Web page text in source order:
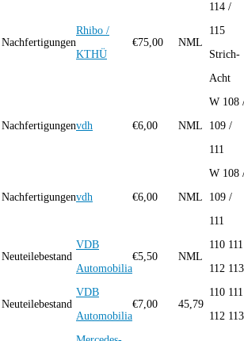
Nachfertigungen
Rhibo /
KTHÜ
€75,00 NML
114 /
115
Strich-
Acht
Nachfertigungenvdh €6,00 NML
W 108
109 /
111
Nachfertigungenvdh €6,00 NML
W 108
109 /
111
Neuteilebestand
VDB
Automobilia
€5,50 NML
110 111
112 113
Neuteilebestand
VDB
Automobilia
€7,00 45,79
110 111
112 113